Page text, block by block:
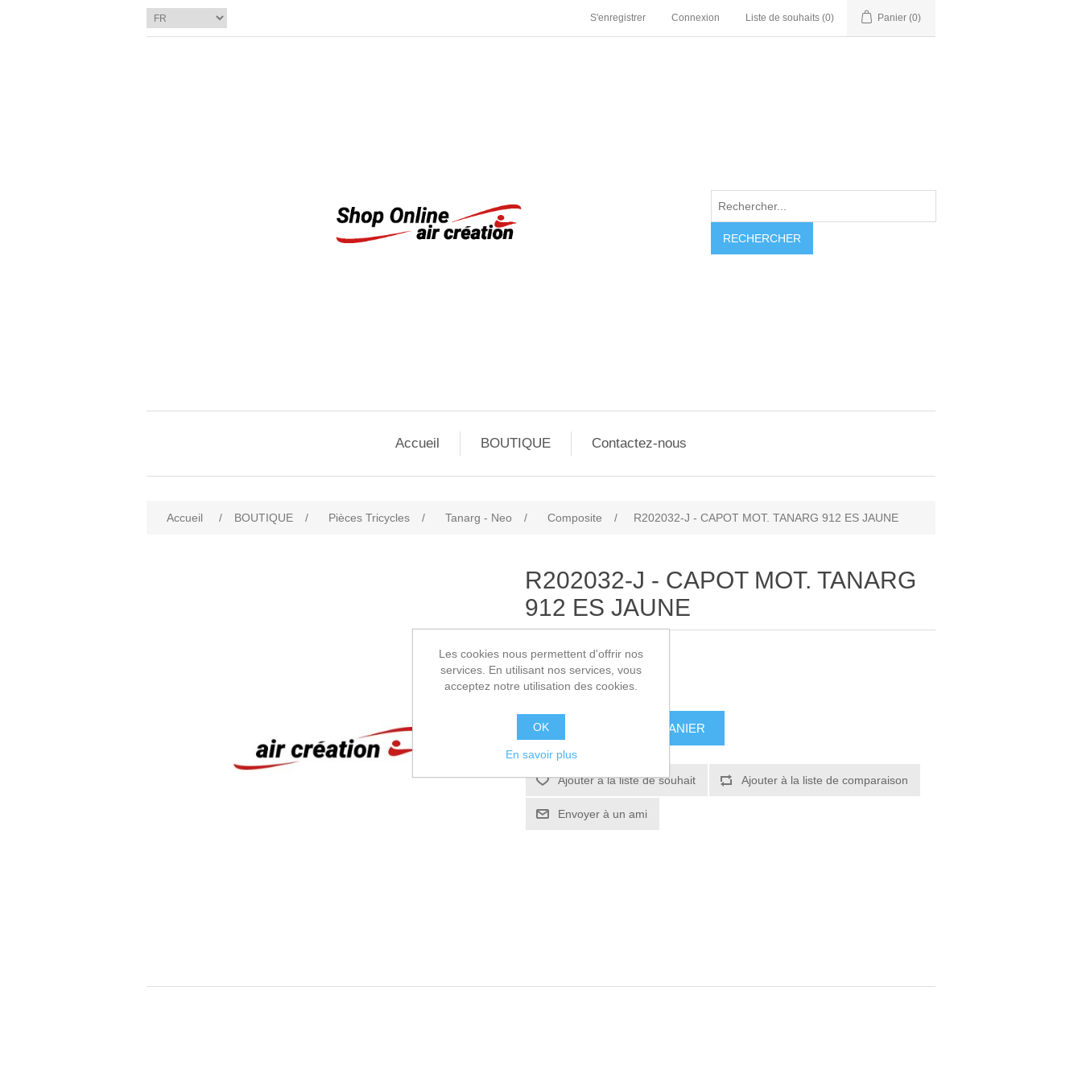
S'enregistrer Connexion Liste de souhaits (0) Panier (0)
RECHERCHER
Accueil BOUTIQUE Contactez-nous
Accueil / BOUTIQUE / Pièces Tricycles / Tanarg - Neo / Composite / R202032-J - CAPOT MOT. TANARG 912 ES JAUNE
R202032-J - CAPOT MOT. TANARG
912 ES JAUNE
SKU: R202032-J
550,00€ HT
AJOUTER AU PANIER
Ajouter à la liste de souhait Ajouter à la liste de comparaison
Envoyer à un ami
Les cookies nous permettent d'offrir nos
services. En utilisant nos services, vous
acceptez notre utilisation des cookies.
OK
En savoir plus